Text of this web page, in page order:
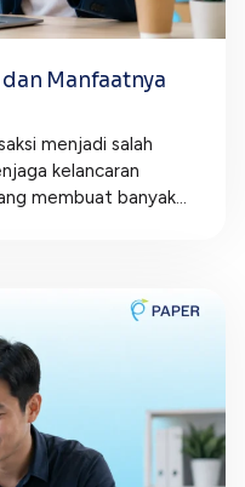
Manfaatnya
menjadi salah
kelancaran
membuat banyak...